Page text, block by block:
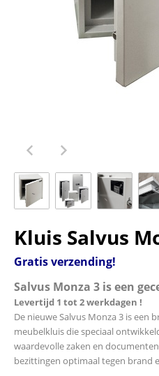
Kluis Salvus
Gratis verzending!
Salvus Monza 3 is een
Levertijd 1 tot 2 werkdagen !
De nieuwe Salvus Monza 3 is een
meubelkluis die speciaal
waardevolle zaken en
bezittingen optimaal tegen brand